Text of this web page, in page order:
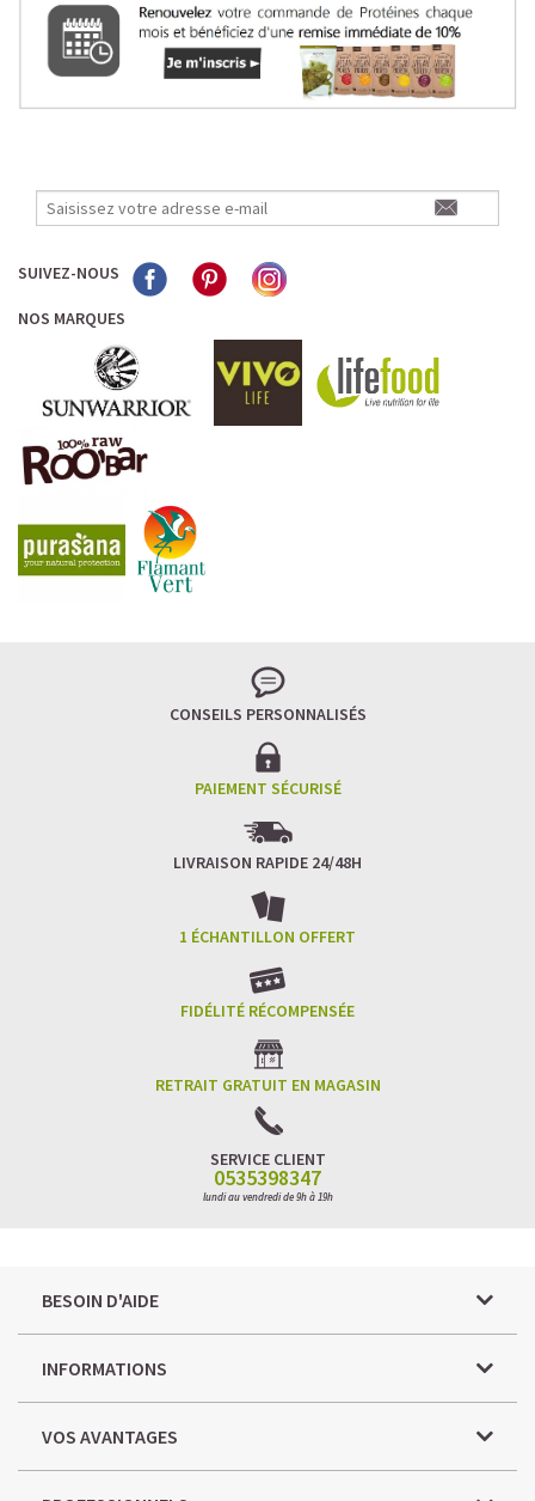
SUIVEZ-NOUS
NOS MARQUES
CONSEILS PERSONNALISÉS
PAIEMENT SÉCURISÉ
LIVRAISON RAPIDE 24/48H
1 ÉCHANTILLON OFFERT
FIDÉLITÉ RÉCOMPENSÉE
RETRAIT GRATUIT EN MAGASIN
SERVICE CLIENT
0535398347
lundi au vendredi de 9h à 19h
BESOIN D'AIDE
INFORMATIONS
VOS AVANTAGES